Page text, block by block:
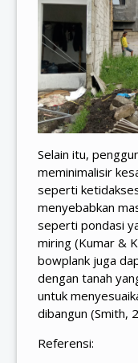
Selain itu,
meminimalisir
seperti
menyebabkan
seperti pondasi
miring (Kumar &
bowplank juga
dengan tanah
untuk
dibangun (Smith,
Referensi: